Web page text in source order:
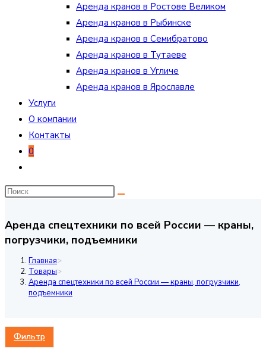
Аренда кранов в Ростове Великом
Аренда кранов в Рыбинске
Аренда кранов в Семибратово
Аренда кранов в Тутаеве
Аренда кранов в Угличе
Аренда кранов в Ярославле
Услуги
О компании
Контакты
0
поиск
по
сайту
Аренда спецтехники по всей России — краны,
погрузчики, подъемники
Главная>
Товары>
Аренда спецтехники по всей России — краны, погрузчики,
подъемники
Фильтр